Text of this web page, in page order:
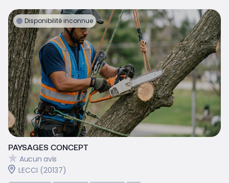
Disponibilité inconnue
PAYSAGES CONCEPT
Aucun avis
LECCI (20137)